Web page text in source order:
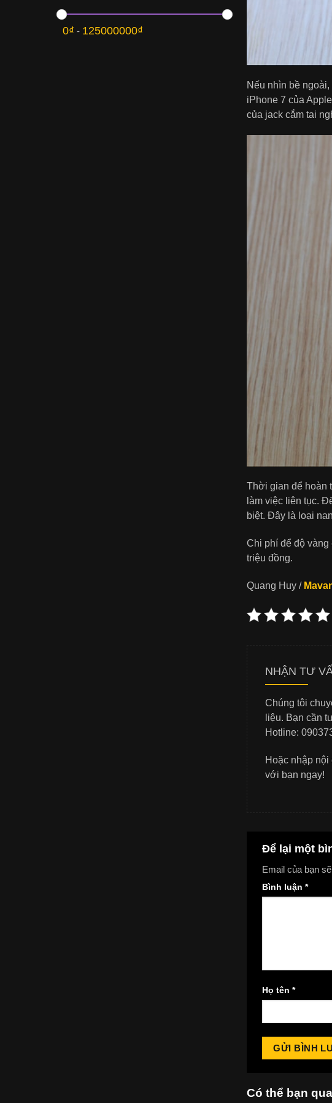
0₫ - 125000000₫
Nếu nhìn bề
iPhone 7 của
của jack cắm tai
Thời gian để hoàn
làm việc liên tục.
biệt. Đây là loại
Chi phí để độ
triệu đồng.
Quang Huy /
NHẬN TƯ
Chúng tôi
liệu. Bạn cần
Hotline:
Hoặc nhập
với bạn ngay!
Để lại một
Email của bạn
Bình luận *
Họ tên *
Có thể bạn